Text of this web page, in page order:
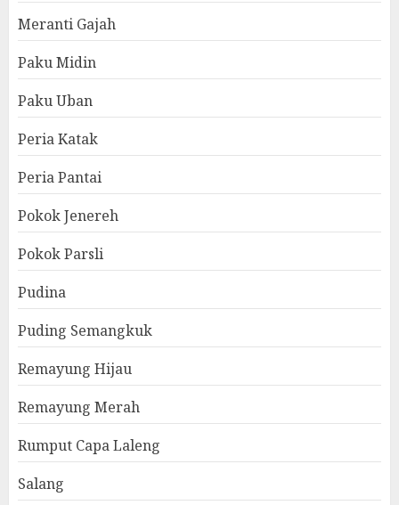
Meranti Gajah
Paku Midin
Paku Uban
Peria Katak
Peria Pantai
Pokok Jenereh
Pokok Parsli
Pudina
Puding Semangkuk
Remayung Hijau
Remayung Merah
Rumput Capa Laleng
Salang